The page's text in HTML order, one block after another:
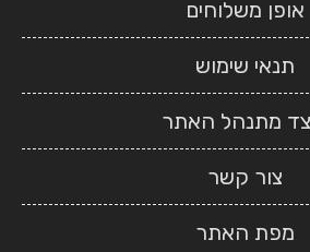
אופן משלוחים
תנאי שימוש
מתנהל האתר
צור קשר
מפת האתר